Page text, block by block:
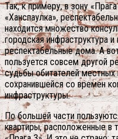
Так, к примеру, в зону
«Ханспаулка»,
находится множество
городская инфраструктура
респектабельные дома. А
пользуется совсем другой
судьбы обитателей местных
сохранившейся со времен
инфраструктуры.
По большей части
квартиры, расположенные в